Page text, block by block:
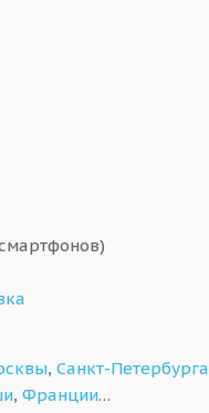
, Санкт-Петербурга
, Франции…